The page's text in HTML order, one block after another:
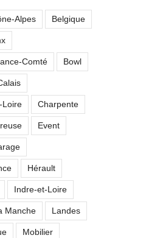
Alpes Belgique
Comté Bowl
Loire Charpente
Event
Hérault
Indre-et-Loire
Manche Landes
Mobilier